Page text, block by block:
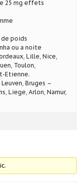
25 mg effets
poids
ou a noite
Lille, Nice,
Toulon,
Etienne.
Bruges –
Liege, Arlon, Namur,